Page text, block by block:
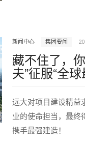
新闻中心 集团要闻
藏不住了，
夫”征服“全球
远大对项目建设精益
业的使命担当，最终
携手最强建造！